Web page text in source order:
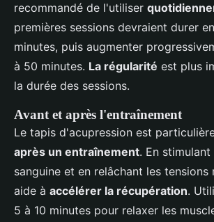
recommandé de l'utiliser
premières sessions devraient durer
minutes, puis augmenter
à 50 minutes. La régularité est plus
la durée des sessions.
Avant et après l'entraînement
Le tapis d'acupression est
après un entraînement. En
sanguine et en relâchant les tensions
aide à accélérer la récupération.
5 à 10 minutes pour relaxer les